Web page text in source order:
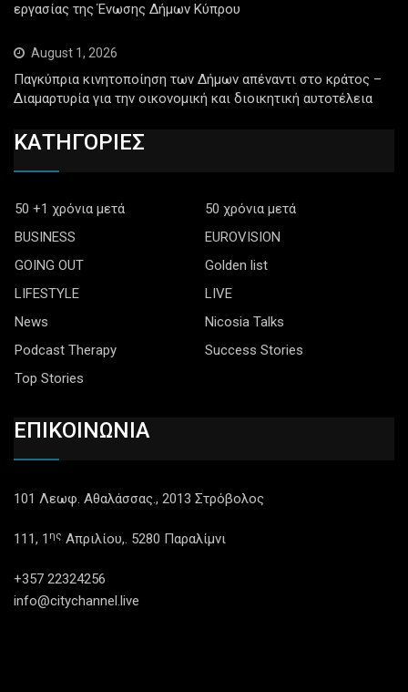
εργασίας της Ένωσης Δήμων Κύπρου
August 1, 2026
Παγκύπρια κινητοποίηση των Δήμων απέναντι στο κράτος –
Διαμαρτυρία για την οικονομική και διοικητική αυτοτέλεια
ΚΑΤΗΓΟΡΙΕΣ
50 +1 χρόνια μετά
50 χρόνια μετά
BUSINESS
EUROVISION
GOING OUT
Golden list
LIFESTYLE
LIVE
News
Nicosia Talks
Podcast Therapy
Success Stories
Top Stories
ΕΠΙΚΟΙΝΩΝΙΑ
101 Λεωφ. Αθαλάσσας., 2013 Στρόβολος
111, 1 ης Απριλίου,. 5280 Παραλίμνι
+357 22324256
info@citychannel.live